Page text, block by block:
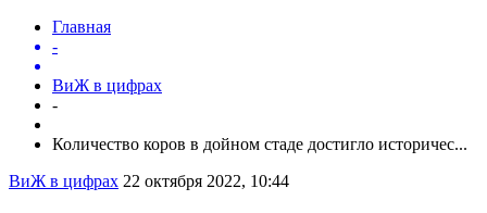
Главная
-
ВиЖ в цифрах
-
Количество коров в дойном стаде достигло историчес...
ВиЖ в цифрах 22 октября 2022, 10:44